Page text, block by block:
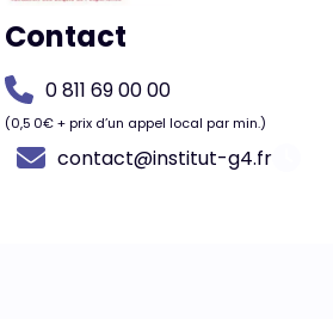
Contact
0 811 69 00 00
(0,5 0€ + prix d’un appel local par min.)
contact@institut-g4.fr